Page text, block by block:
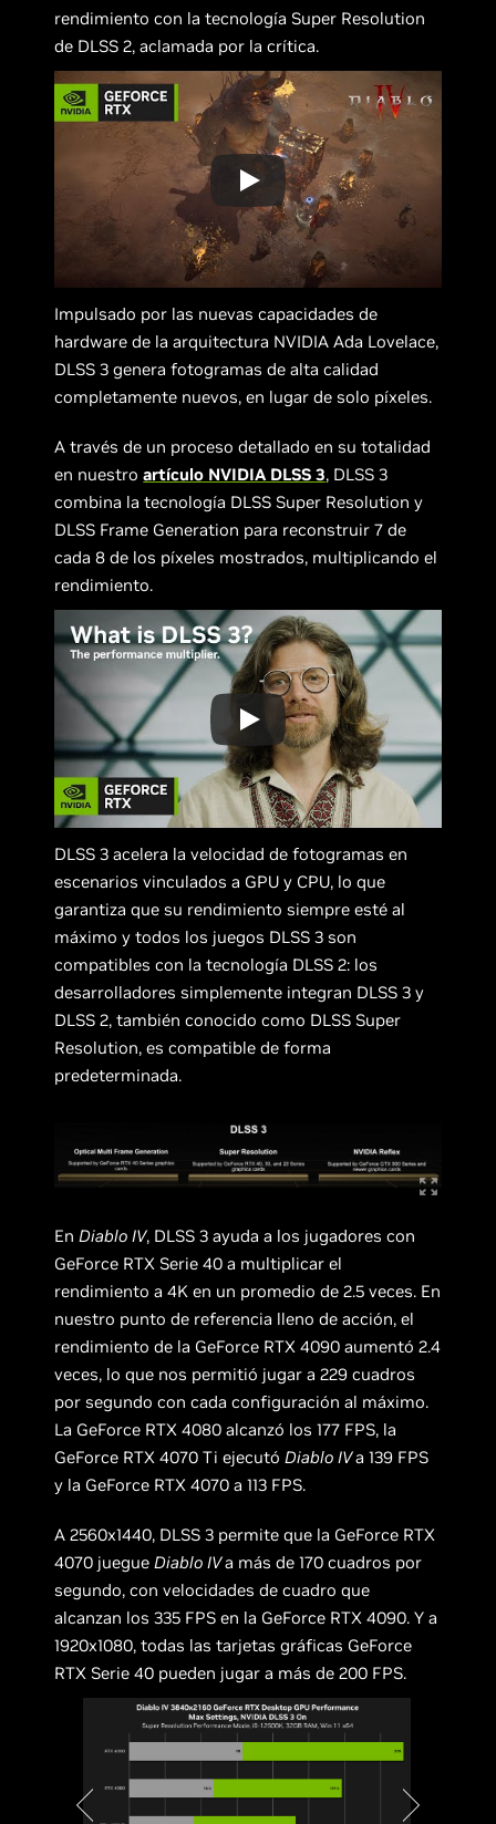
rendimiento con la tecnología Super Resolution
de DLSS 2, aclamada por la crítica.
Impulsado por las nuevas capacidades de
hardware de la arquitectura NVIDIA Ada Lovelace,
DLSS 3 genera fotogramas de alta calidad
completamente nuevos, en lugar de solo píxeles.
A través de un proceso detallado en su totalidad
en nuestroartículo NVIDIA DLSS 3, DLSS 3
combina la tecnología DLSS Super Resolution y
DLSS Frame Generation para reconstruir 7 de
cada 8 de los píxeles mostrados, multiplicando el
rendimiento.
DLSS 3 acelera la velocidad de fotogramas en
escenarios vinculados a GPU y CPU, lo que
garantiza que su rendimiento siempre esté al
máximo y todos los juegos DLSS 3 son
compatibles con la tecnología DLSS 2: los
desarrolladores simplemente integran DLSS 3 y
DLSS 2, también conocido como DLSS Super
Resolution, es compatible de forma
predeterminada.
EnDiablo IV, DLSS 3 ayuda a los jugadores con
GeForce RTX Serie 40 a multiplicar el
rendimiento a 4K en un promedio de 2.5 veces. En
nuestro punto de referencia lleno de acción, el
rendimiento de la GeForce RTX 4090 aumentó 2.4
veces, lo que nos permitió jugar a 229 cuadros
por segundo con cada configuración al máximo.
La GeForce RTX 4080 alcanzó los 177 FPS, la
GeForce RTX 4070 Ti ejecutóDiablo IVa 139 FPS
y la GeForce RTX 4070 a 113 FPS.
A 2560x1440, DLSS 3 permite que la GeForce RTX
4070 juegueDiablo IVa más de 170 cuadros por
segundo, con velocidades de cuadro que
alcanzan los 335 FPS en la GeForce RTX 4090. Y a
1920x1080, todas las tarjetas gráficas GeForce
RTX Serie 40 pueden jugar a más de 200 FPS.